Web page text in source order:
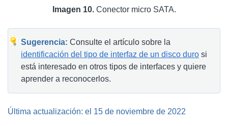
Imagen 10.Conector micro SATA.
Sugerencia: Consulte el artículo sobre la
identificación del tipo de interfaz de un disco duro si
está interesado en otros tipos de interfaces y quiere
aprender a reconocerlos.
Última actualización: el 15 de noviembre de 2022